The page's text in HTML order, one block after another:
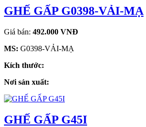
GHẾ GẤP G0398-VẢI-MẠ
Giá bán: 492.000 VNĐ
MS: G0398-VẢI-MẠ
Kích thước:
Nơi sản xuất:
GHẾ GẤP G45I